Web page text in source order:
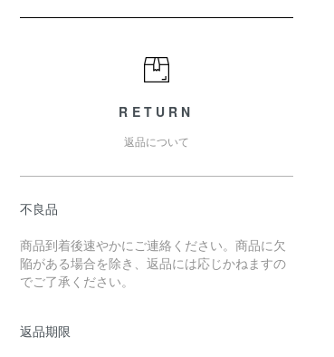
RETURN
返品について
不良品
商品到着後速やかにご連絡ください。商品に欠
陥がある場合を除き、返品には応じかねますの
でご了承ください。
返品期限